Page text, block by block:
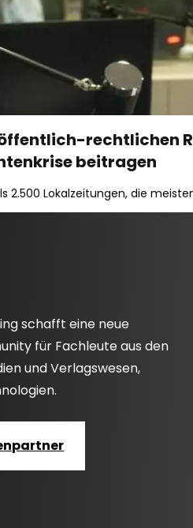
rechtlichen
beitragen
2.500 Lokalzeitungen, die
schafft eine neue
für Fachleute aus den
und Verlagswesen,